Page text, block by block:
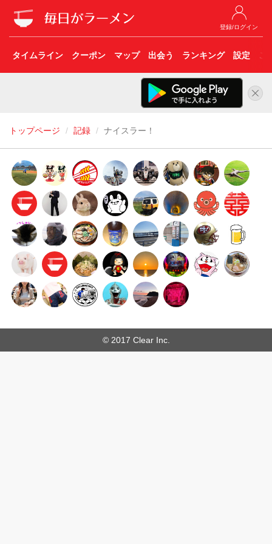
登録/ログイン
タイムライン クーポン マップ 出会う ランキング 設定 こ
トップページ 記録 ナイスラー！
© 2017 Clear Inc.